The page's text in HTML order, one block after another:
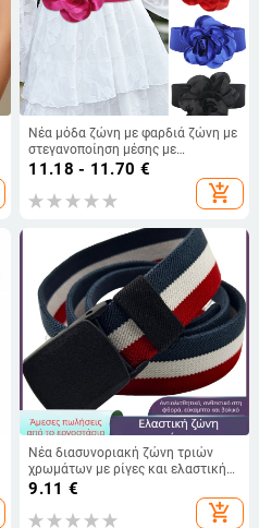
Νέα μόδα ζώνη με φαρδιά ζώνη με
στεγανοποίηση μέσης με
λουλούδια, γυναικεία υψηλής
ποιότητας, διακοσμητική ζώνη
χορού για χορευτικές παραστάσεις
11.18 - 11.70 €
add_shopping_cart
Νέα διασυνοριακή ζώνη τριών
χρωμάτων με ρίγες και ελαστική
αγκράφα, μαλακή ζώνη γρήγορης
9.11 €
add_shopping_cart